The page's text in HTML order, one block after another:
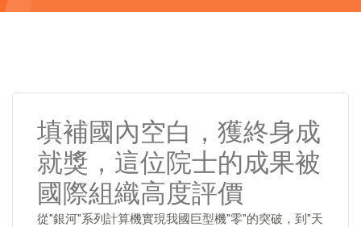
填補國內空白，獲終身成
就獎，這位院士的成果被
國際組織高度評價
從"銀河"系列計算機實現我國巨型機"零"的突破，到"天